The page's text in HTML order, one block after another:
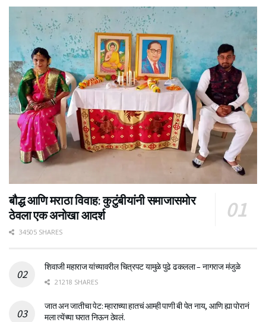
बौद्ध आणि मराठा विवाह: कुटुंबीयांनी समाजासमोर
ठेवला एक अनोखा आदर्श
34505 SHARES
शिवाजी महाराज यांच्यावरील चित्रपट यामुळे पुढे ढकलला – नागराज मंजुळे
21218 SHARES
जात अन जातीचा पेट: म्हाराच्या हातचं आम्ही पाणी बी पेत नाय, आणि ह्या पोरानं
मला त्येंच्या घरात निऊन ठेवलं.